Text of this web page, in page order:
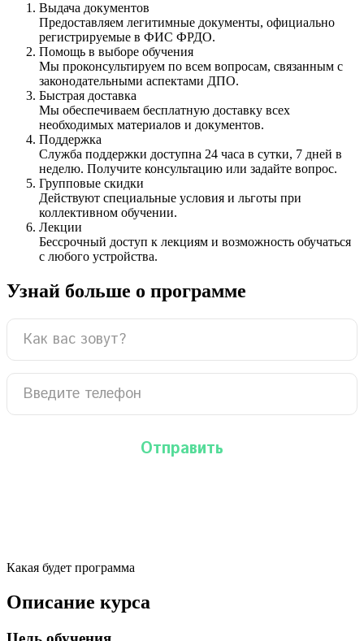
Выдача документов
Предоставляем легитимные документы, официально
регистрируемые в ФИС ФРДО.
Помощь в выборе обучения
Мы проконсультируем по всем вопросам, связанным с
законодательными аспектами ДПО.
Быстрая доставка
Мы обеспечиваем бесплатную доставку всех
необходимых материалов и документов.
Поддержка
Служба поддержки доступна 24 часа в сутки, 7 дней в
неделю. Получите консультацию или задайте вопрос.
Групповые скидки
Действуют специальные условия и льготы при
коллективном обучении.
Лекции
Бессрочный доступ к лекциям и возможность обучаться
с любого устройства.
Узнай больше о программе
Какая будет программа
Описание курса